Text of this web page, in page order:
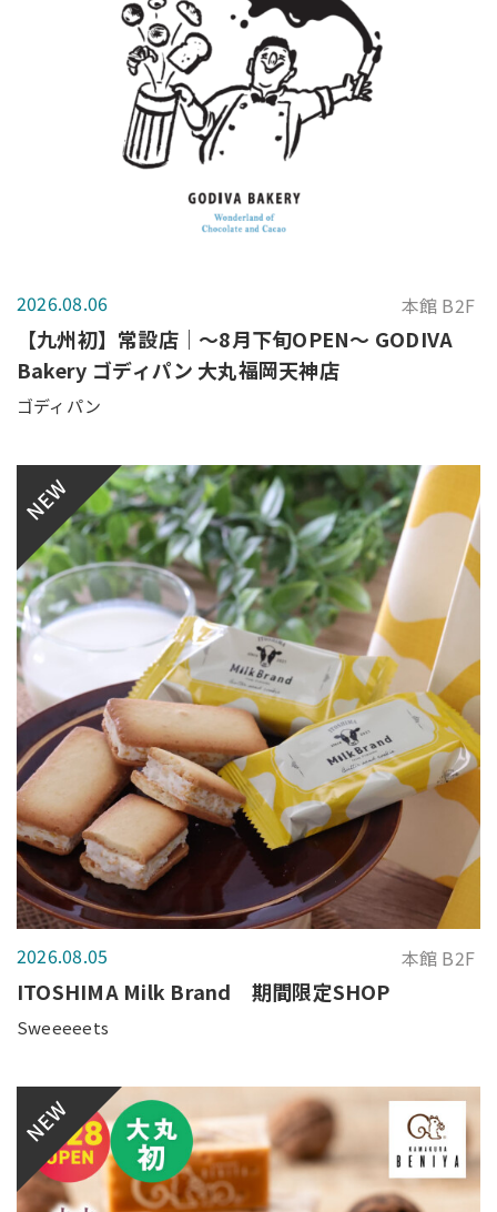
2026.08.06 本館 B2F
【九州初】常設店｜～8月下旬OPEN～ GODIVA
Bakery ゴディパン 大丸福岡天神店
ゴディパン
NEW
2026.08.05 本館 B2F
ITOSHIMA Milk Brand 期間限定SHOP
Sweeeeets
NEW